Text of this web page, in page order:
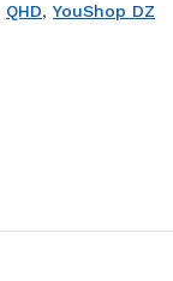
QHD,YouShop DZ